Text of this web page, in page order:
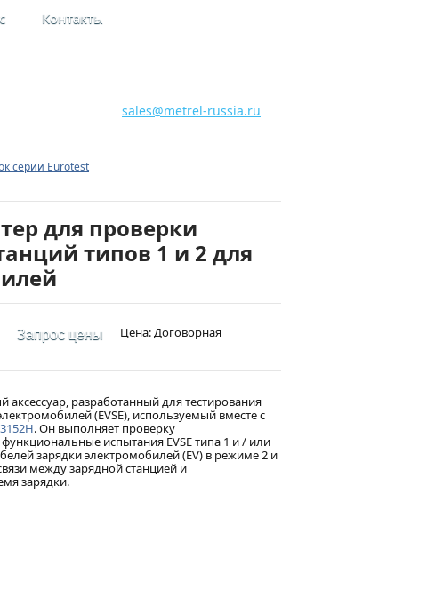
Контакты
sales@metrel-russia.ru
серии Eurotest
для проверки
типов 1 и 2 для
Запрос цены Цена: Договорная
аксессуар, разработанный для тестирования
(EVSE), используемый вместе с
. Он выполняет проверку
испытания EVSE типа 1 и / или
зарядки электромобилей (EV) в режиме 2 и
между зарядной станцией и
зарядки.